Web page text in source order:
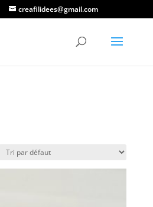
creafilidees@gmail.com